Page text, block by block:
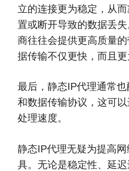
立的连接更为稳定，从
置或断开导致的数据丢
商往往会提供更高质量
据传输不仅更快，而且更
最后，静态IP代理通常
和数据传输协议，这可
处理速度。
静态IP代理无疑为提高
具。无论是稳定性、延